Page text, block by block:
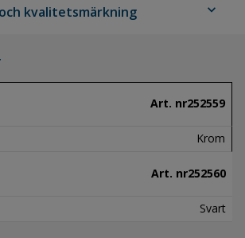
kvalitetsmärkning expand_more
Art. nr252559
Krom
Art. nr252560
Svart